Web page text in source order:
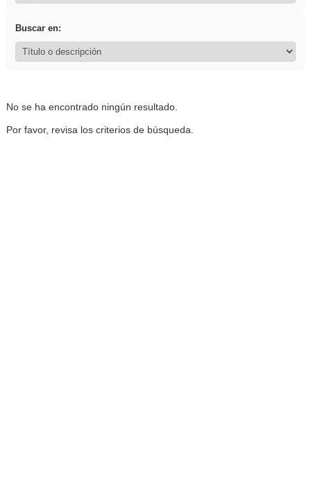
Buscar en:
No se ha encontrado ningún resultado.
Por favor, revisa los criterios de búsqueda.